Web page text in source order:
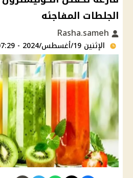
الجلطات المفاجئه
الإثنين 19/أغسطس/2024 - 07:29 م